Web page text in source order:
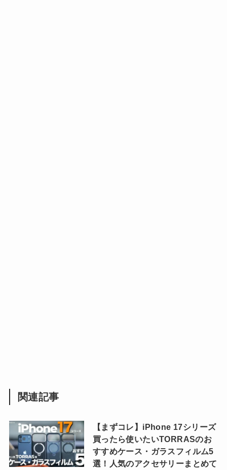
関連記事
【まずコレ】iPhone 17シリーズ
買ったら使いたいTORRASのお
すすめケース・ガラスフィルム5
選！人気のアクセサリーまとめて